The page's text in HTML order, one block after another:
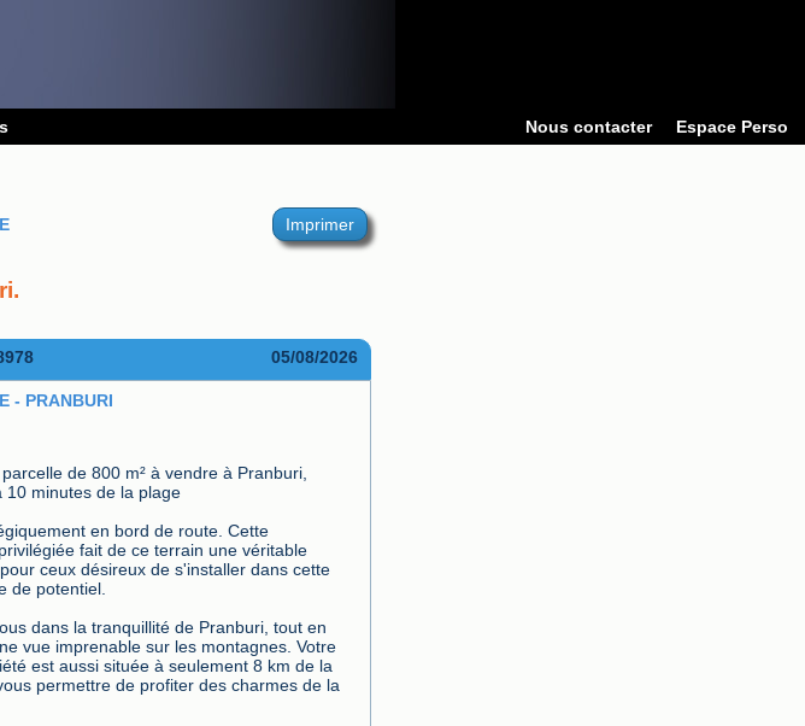
Nous contacter Espace Perso
Imprimer
05/08/2026
- PRANBURI
de 800 m² à vendre à Pranburi,
10 minutes de la plage
en bord de route. Cette
fait de ce terrain une véritable
ceux désireux de s'installer dans cette
de potentiel.
dans la tranquillité de Pranburi, tout en
vue imprenable sur les montagnes. Votre
est aussi située à seulement 8 km de la
permettre de profiter des charmes de la